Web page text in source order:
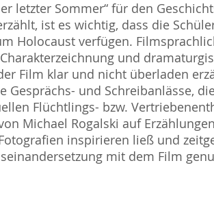
letzter Sommer“ für den
ist es wichtig, dass die
Holocaust verfügen.
und
Film klar und nicht überladen
Gesprächs- und Schreibanlässe,
Flüchtlings- bzw.
Michael Rogalski auf
inspirieren ließ und
mit dem Film